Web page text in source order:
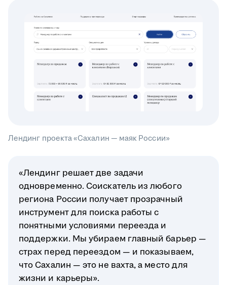
Лендинг проекта «Сахалин — маяк России»
«Лендинг решает две задачи
одновременно. Соискатель из любого
региона России получает прозрачный
инструмент для поиска работы с
понятными условиями переезда и
поддержки. Мы убираем главный барьер —
страх перед переездом — и показываем,
что Сахалин — это не вахта, а место для
жизни и карьеры».